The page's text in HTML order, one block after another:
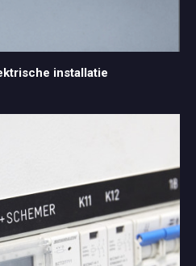
installatie
en middenspanning